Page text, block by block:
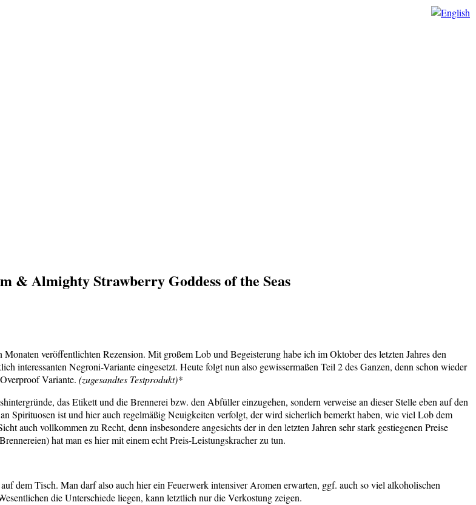
& Almighty Strawberry Goddess of the Seas
veröffentlichten Rezension. Mit großem Lob und Begeisterung habe ich im Oktober des letzten Jahres den
interessanten Negroni-Variante eingesetzt. Heute folgt nun also gewissermaßen Teil 2 des Ganzen, denn schon wieder
Variante. (zugesandtes Testprodukt)*
das Etikett und die Brennerei bzw. den Abfüller einzugehen, sondern verweise an dieser Stelle eben auf den
Spirituosen ist und hier auch regelmäßig Neuigkeiten verfolgt, der wird sicherlich bemerkt haben, wie viel Lob dem
auch vollkommen zu Recht, denn insbesondere angesichts der in den letzten Jahren sehr stark gestiegenen Preise
hat man es hier mit einem echt Preis-Leistungskracher zu tun.
dem Tisch. Man darf also auch hier ein Feuerwerk intensiver Aromen erwarten, ggf. auch so viel alkoholischen
die Unterschiede liegen, kann letztlich nur die Verkostung zeigen.